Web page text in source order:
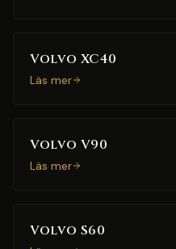
Volvo XC40
Läs mer
Volvo V90
Läs mer
Volvo S60